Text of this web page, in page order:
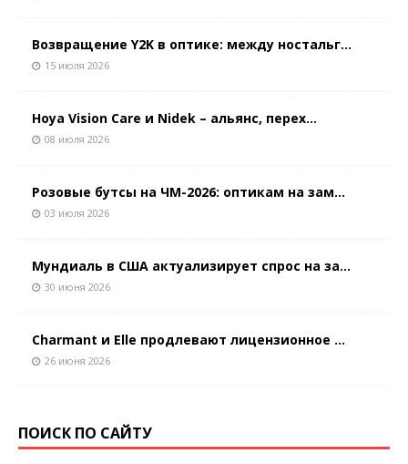
Возвращение Y2K в оптике: между ностальг...
15 июля 2026
Hoya Vision Care и Nidek – альянс, перех...
08 июля 2026
Розовые бутсы на ЧМ-2026: оптикам на зам...
03 июля 2026
Мундиаль в США актуализирует спрос на за...
30 июня 2026
Charmant и Elle продлевают лицензионное ...
26 июня 2026
ПОИСК ПО САЙТУ